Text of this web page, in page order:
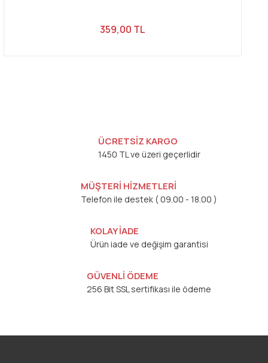
359,00 TL
ÜCRETSİZ KARGO
1450 TL ve üzeri geçerlidir
MÜŞTERİ HİZMETLERİ
Telefon ile destek ( 09.00 - 18.00 )
KOLAY İADE
Ürün iade ve değişim garantisi
GÜVENLİ ÖDEME
256 Bit SSL sertifikası ile ödeme